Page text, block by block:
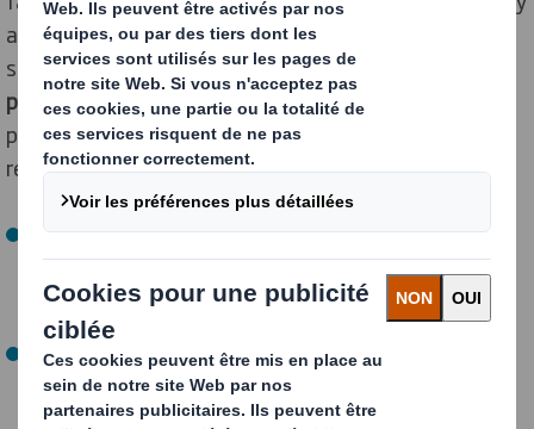
a bien sûr des nuances à apporter : c’est avant tout
sonutilisation abusiveet lemanque de moyens mis en
place pour le traitement des déchets plastiques
posent réellement problème. Voici quelques chiffres à
retenir :
Selon l’Institut français de recherche pour le
développement (IRD), la pollution provoquée par le
plastique entraîne chaque année lamort de 1,5 million
d’animaux
Selon le rapport de l’association WWF, en 2016, ce sont
plus de 310 millions de tonnes de déchets plastiques
qui ont été générés, dont un tiers a fini dans la nature.